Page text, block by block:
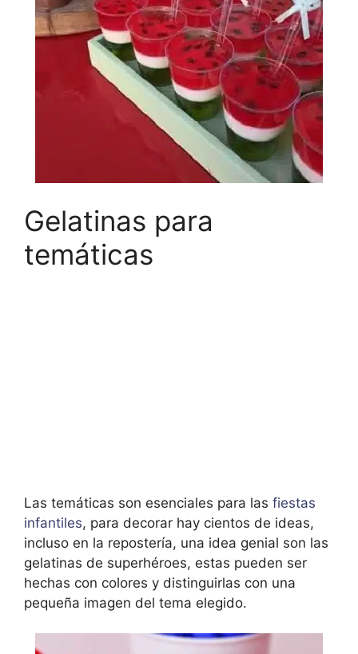
Gelatinas para
temáticas
Las temáticas son esenciales para las fiestas
infantiles, para decorar hay cientos de ideas,
incluso en la repostería, una idea genial son las
gelatinas de superhéroes, estas pueden ser
hechas con colores y distinguirlas con una
pequeña imagen del tema elegido.